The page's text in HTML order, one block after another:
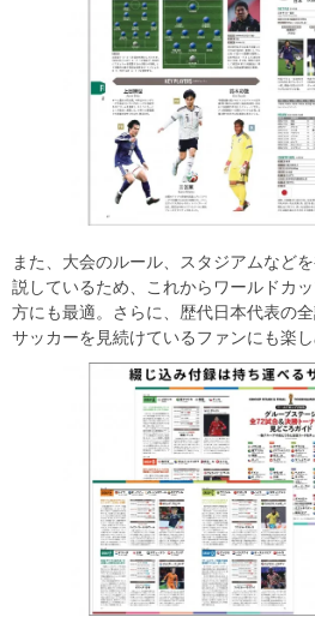
また、大会のルール、スタジアムなど
説しているため、これからワールドカ
方にも最適。さらに、歴代日本代表の
サッカーを見続けているファンにも楽